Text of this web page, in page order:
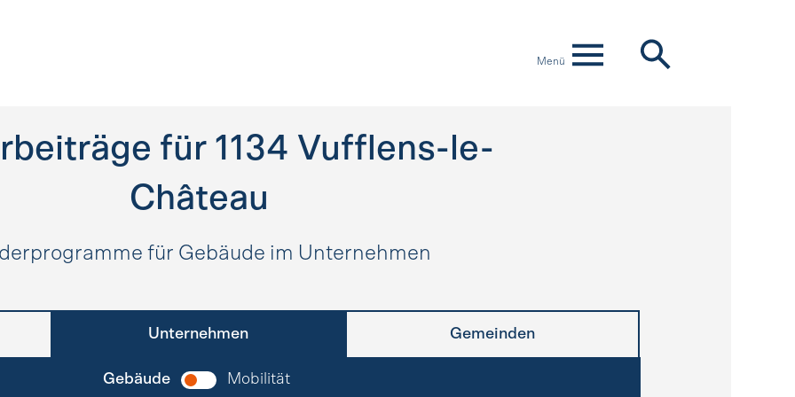
Menü
für 1134 Vufflens-le-
Château
für Gebäude im Unternehmen
Unternehmen Gemeinden
Gebäude Mobilität